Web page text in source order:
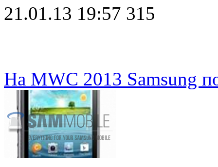
21.01.13 19:57 315
На MWC 2013 Samsung